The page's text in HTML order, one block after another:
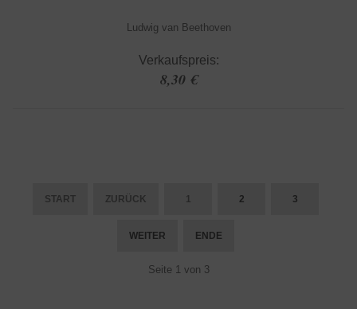
Ludwig van Beethoven
Verkaufspreis:
8,30 €
START ZURÜCK 1 2 3
WEITER ENDE
Seite 1 von 3